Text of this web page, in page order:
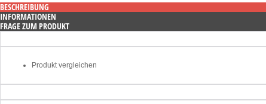
BESCHREIBUNG
INFORMATIONEN
FRAGE ZUM PRODUKT
Produkt vergleichen